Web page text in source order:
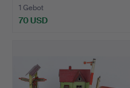
1 Gebot
70 USD